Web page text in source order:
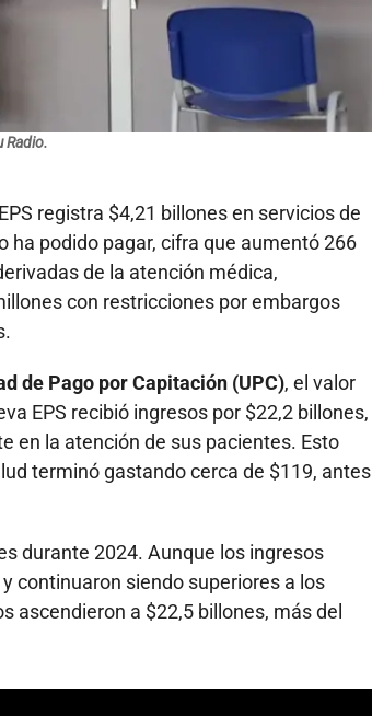
Radio.
registra $4,21 billones en servicios de
ha podido pagar, cifra que aumentó 266
de la atención médica,
con restricciones por embargos
de Pago por Capitación (UPC), el valor
EPS recibió ingresos por $22,2 billones,
en la atención de sus pacientes. Esto
terminó gastando cerca de $119, antes
durante 2024. Aunque los ingresos
continuaron siendo superiores a los
ascendieron a $22,5 billones, más del